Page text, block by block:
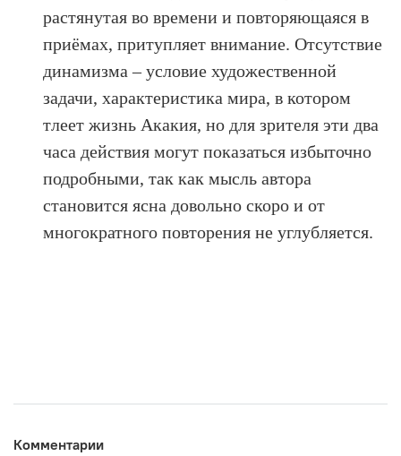
растянутая во времени и повторяющаяся в
приёмах, притупляет внимание. Отсутствие
динамизма – условие художественной
задачи, характеристика мира, в котором
тлеет жизнь Акакия, но для зрителя эти два
часа действия могут показаться избыточно
подробными, так как мысль автора
становится ясна довольно скоро и от
многократного повторения не углубляется.
Комментарии